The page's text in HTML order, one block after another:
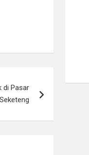
di Pasar
Seketeng